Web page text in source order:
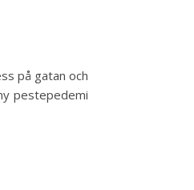
på gatan och
pestepedemi